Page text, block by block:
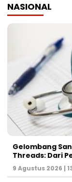
NASIONAL
Gelombang
Threads: Dari
9 Agustus 2026 |